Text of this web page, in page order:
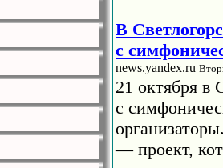
В
с
news.yandex.ru
21 октября в
с
— проект,